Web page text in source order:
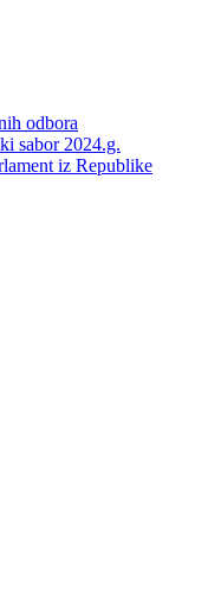
odbora
sabor 2024.g.
iz Republike